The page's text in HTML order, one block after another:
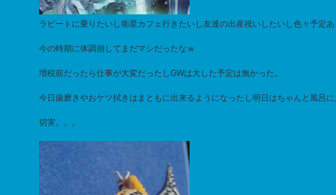
ラピートに乗りたいし衛星カフェ行きたいし友達の出産祝いしたいし色々予定
今の時期に体調崩してまだマシだったなｗ
増税前だったら仕事が大変だったしGWは大した予定は無かった。
今日歯磨きやおケツ拭きはまともに出来るようになったし明日はちゃんと風呂
切実。。。